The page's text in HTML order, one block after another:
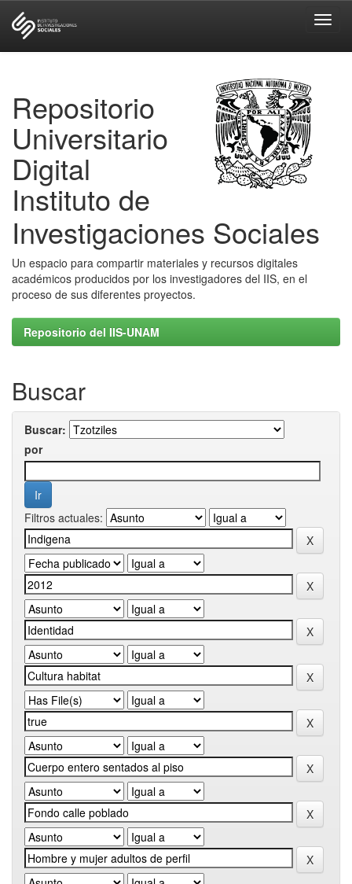
Repositorio
Universitario
Digital
Instituto de
Investigaciones Sociales
Un espacio para compartir materiales y recursos digitales
académicos producidos por los investigadores del IIS, en el
proceso de sus diferentes proyectos.
Repositorio del IIS-UNAM
Buscar
Buscar:
por
Filtros actuales: